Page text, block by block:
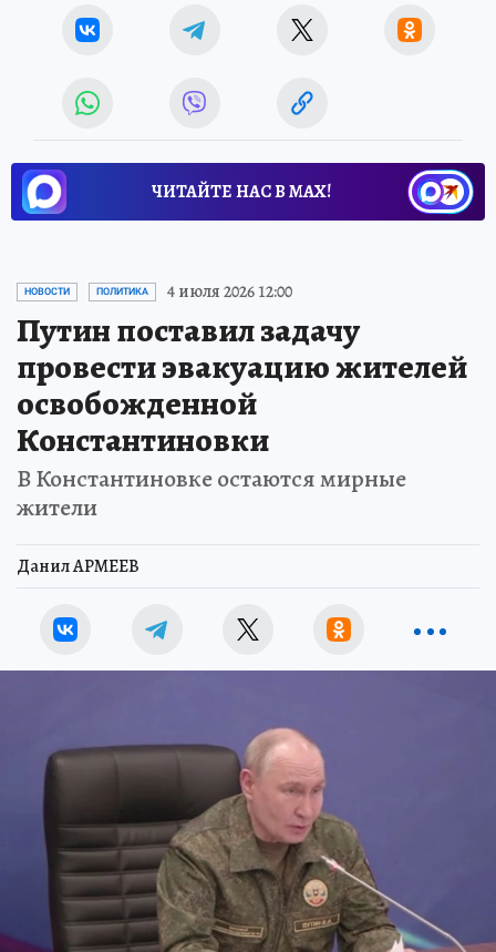
ЧИТАЙТЕ НАС В МАХ!
НОВОСТИ ПОЛИТИКА 4 июля 2026 12:00
Путин поставил задачу
провести эвакуацию жителей
освобожденной
Константиновки
В Константиновке остаются мирные
жители
Данил АРМЕЕВ